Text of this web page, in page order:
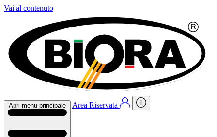
Vai al contenuto
Apri menu principale Area Riservata